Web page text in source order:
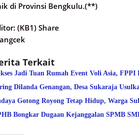
di Provinsi Bengkulu.(**)
(KB1) Share
Terkait
Jadi Tuan Rumah Event Voli Asia,
Dilanda Genangan, Desa Sukaraja
Gotong Royong Tetap Hidup, Warga
Bongkar Dugaan Kejanggalan SPMB